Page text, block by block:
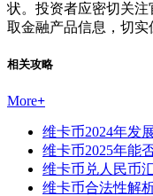
状。投资者应密切关
取金融产品信息，切实
相关攻略
More+
维卡币2024年发
维卡币2025年能
维卡币兑人民币
维卡币合法性解